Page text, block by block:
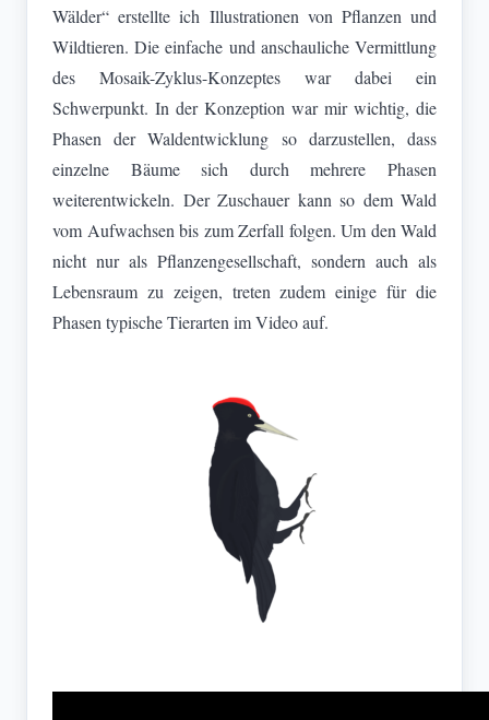
Wälder“ erstellte ich Illustrationen von Pflanzen und
Wildtieren. Die einfache und anschauliche Vermittlung
des Mosaik-Zyklus-Konzeptes war dabei ein
Schwerpunkt. In der Konzeption war mir wichtig, die
Phasen der Waldentwicklung so darzustellen, dass
einzelne Bäume sich durch mehrere Phasen
weiterentwickeln. Der Zuschauer kann so dem Wald
vom Aufwachsen bis zum Zerfall folgen. Um den Wald
nicht nur als Pflanzengesellschaft, sondern auch als
Lebensraum zu zeigen, treten zudem einige für die
Phasen typische Tierarten im Video auf.